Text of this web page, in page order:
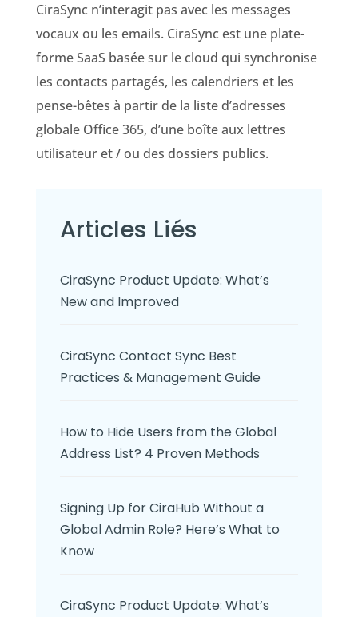
CiraSync n’interagit pas avec les messages
vocaux ou les emails. CiraSync est une plate-
forme SaaS basée sur le cloud qui synchronise
les contacts partagés, les calendriers et les
pense-bêtes à partir de la liste d’adresses
globale Office 365, d’une boîte aux lettres
utilisateur et / ou des dossiers publics.
Articles Liés
CiraSync Product Update: What’s
New and Improved
CiraSync Contact Sync Best
Practices & Management Guide
How to Hide Users from the Global
Address List? 4 Proven Methods
Signing Up for CiraHub Without a
Global Admin Role? Here’s What to
Know
CiraSync Product Update: What’s